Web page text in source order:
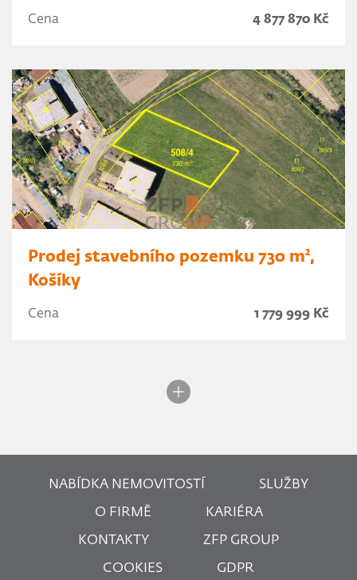
Cena 4 877 870 Kč
Prodej stavebního pozemku 730 m²,
Košíky
Cena 1 779 999 Kč
NABÍDKA NEMOVITOSTÍ SLUŽBY
O FIRMĚ KARIÉRA
KONTAKTY ZFP GROUP
COOKIES GDPR